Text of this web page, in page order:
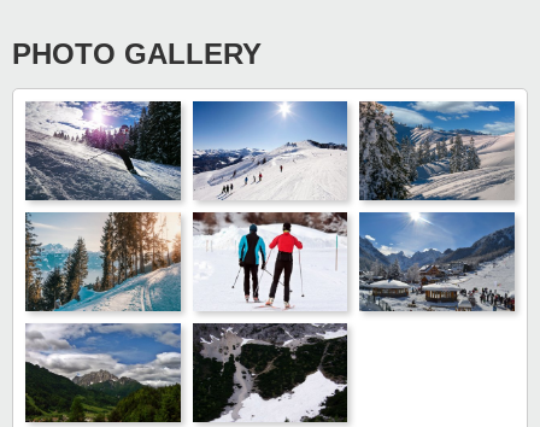
PHOTO GALLERY